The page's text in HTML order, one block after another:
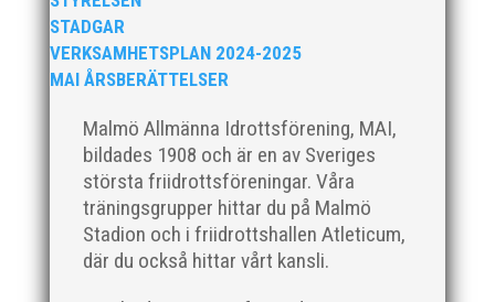
STADGAR
VERKSAMHETSPLAN 2024-2025
MAI ÅRSBERÄTTELSER
Malmö Allmänna Idrottsförening, MAI,
bildades 1908 och är en av Sveriges
största friidrottsföreningar. Våra
träningsgrupper hittar du på Malmö
Stadion och i friidrottshallen Atleticum,
där du också hittar vårt kansli.
löpare från MAI RUNNERS som sprang det
mysiga Sylvesterloppet på självaste nyårsafton.
Formen är enkel, ett eller två varv runt
Pildammsparken (2,7 km respektive 5,4
kilometer), med tidtagning på de fem främsta i
varje...